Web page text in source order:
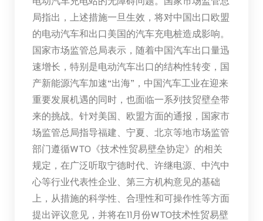
局指出，上述措施一旦生效，将对中国出口欧盟
的电动汽车和出口美国的汽车充电桩造成影响。
国家市场监管总局表示，随着中国汽车出口量迅
速增长，特别是电动汽车出口的结构性转变，国
产新能源汽车加速“出海”，中国汽车工业在迎来
重要发展机遇的同时，也面临一系列技贸壁垒带
来的挑战。针对美国、欧盟方面的通报，国家市
场监管总局指导福建、宁夏、北京等地市场监管
部门遵循WTO《技术性贸易壁垒协定》的相关
规定，在广泛听取宁德时代、许继电源、中汽中
心等行业代表性企业、第三方机构意见的基础
上，从措施的科学性、合理性和可操作性等方面
提出评议意见，并将在11月份WTO技术性贸易壁